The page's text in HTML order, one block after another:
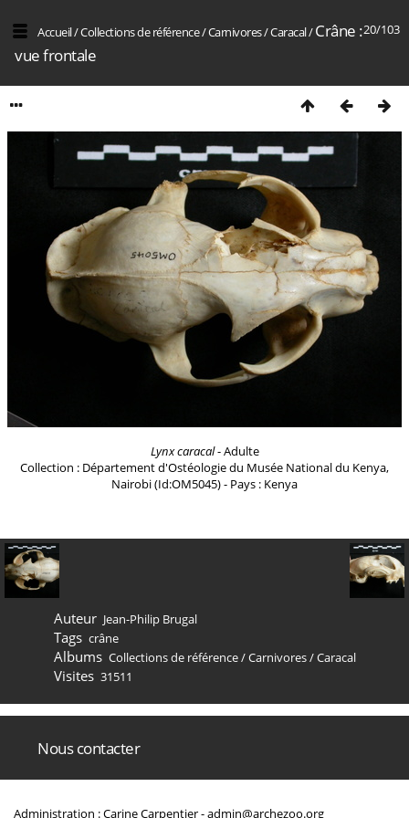
20/103
Accueil/Collections de référence/Carnivores/Caracal/Crâne :
vue frontale
Lynx caracal- Adulte
Collection : Département d'Ostéologie du Musée National du Kenya,
Nairobi (Id:OM5045) - Pays : Kenya
Auteur Jean-Philip Brugal
Tags crâne
Albums Collections de référence/Carnivores/Caracal
Visites 31511
Nous contacter
Administration : Carine Carpentier -admin@archezoo.org